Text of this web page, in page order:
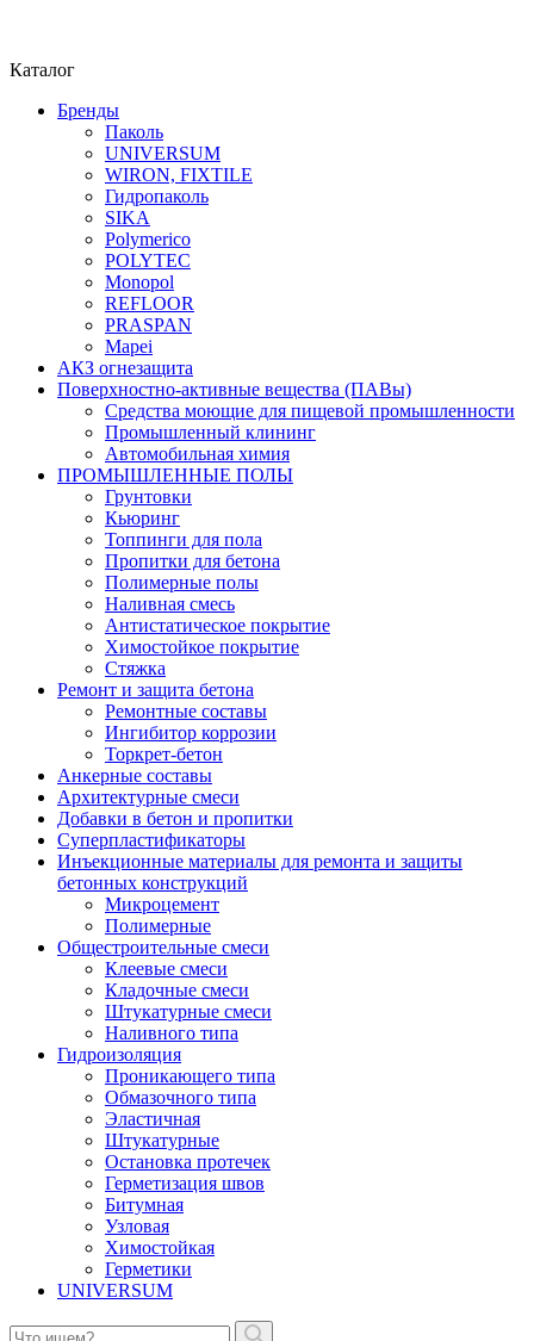
Каталог
Бренды
Паколь
UNIVERSUM
WIRON, FIXTILE
Гидропаколь
SIKA
Polymerico
POLYTEC
Monopol
REFLOOR
PRASPAN
Mapei
АКЗ огнезащита
Поверхностно-активные вещества (ПАВы)
Средства моющие для пищевой промышленности
Промышленный клининг
Автомобильная химия
ПРОМЫШЛЕННЫЕ ПОЛЫ
Грунтовки
Кьюринг
Топпинги для пола
Пропитки для бетона
Полимерные полы
Наливная смесь
Антистатическое покрытие
Химостойкое покрытие
Стяжка
Ремонт и защита бетона
Ремонтные составы
Ингибитор коррозии
Торкрет-бетон
Анкерные составы
Архитектурные смеси
Добавки в бетон и пропитки
Суперпластификаторы
Инъекционные материалы для ремонта и защиты
бетонных конструкций
Микроцемент
Полимерные
Общестроительные смеси
Клеевые смеси
Кладочные смеси
Штукатурные смеси
Наливного типа
Гидроизоляция
Проникающего типа
Обмазочного типа
Эластичная
Штукатурные
Остановка протечек
Герметизация швов
Битумная
Узловая
Химостойкая
Герметики
UNIVERSUM